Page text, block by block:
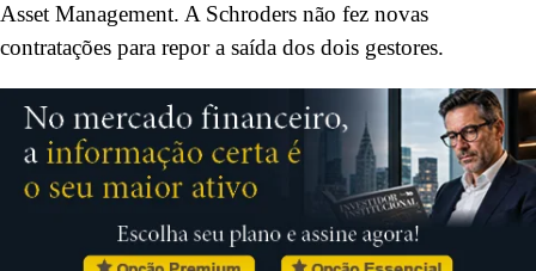
Asset Management. A Schroders não fez novas
contratações para repor a saída dos dois gestores.